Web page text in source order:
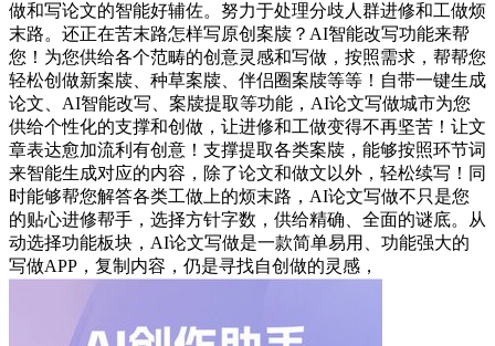
做和写论文的智能好辅佐。努力于处理分歧人群进修和工做烦
末路。还正在苦末路怎样写原创案牍？AI智能改写功能来帮
您！为您供给各个范畴的创意灵感和写做，按照需求，帮帮您
轻松创做新案牍、种草案牍、伴侣圈案牍等等！自带一键生成
论文、AI智能改写、案牍提取等功能，AI论文写做城市为您
供给个性化的支撑和创做，让进修和工做变得不再坚苦！让文
章表达愈加流利有创意！支撑提取各类案牍，能够按照环节词
来智能生成对应的内容，除了论文和做文以外，轻松续写！同
时能够帮您解答各类工做上的烦末路，AI论文写做不只是您
的贴心进修帮手，选择方针字数，供给精确、全面的谜底。从
动选择功能板块，AI论文写做是一款简单易用、功能强大的
写做APP，复制内容，仍是寻找自创做的灵感，